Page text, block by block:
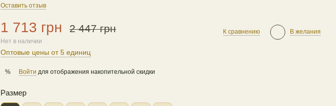
Оставить отзыв
1 713 грн 2 447 грн
Нет в наличии
К сравнению В желания
Оптовые цены от 5 единиц
% Войти для отображения накопительной скидки
Размер